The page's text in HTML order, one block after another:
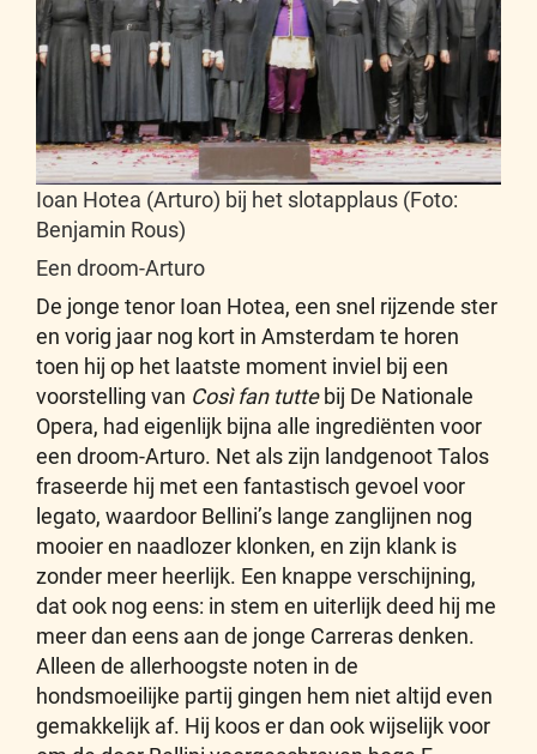
Ioan Hotea (Arturo) bij het slotapplaus (Foto:
Benjamin Rous)
Een droom-Arturo
De jonge tenor Ioan Hotea, een snel rijzende ster
en vorig jaar nog kort in Amsterdam te horen
toen hij op het laatste moment inviel bij een
voorstelling van Così fan tuttebij De Nationale
Opera, had eigenlijk bijna alle ingrediënten voor
een droom-Arturo. Net als zijn landgenoot Talos
fraseerde hij met een fantastisch gevoel voor
legato, waardoor Bellini’s lange zanglijnen nog
mooier en naadlozer klonken, en zijn klank is
zonder meer heerlijk. Een knappe verschijning,
dat ook nog eens: in stem en uiterlijk deed hij me
meer dan eens aan de jonge Carreras denken.
Alleen de allerhoogste noten in de
hondsmoeilijke partij gingen hem niet altijd even
gemakkelijk af. Hij koos er dan ook wijselijk voor